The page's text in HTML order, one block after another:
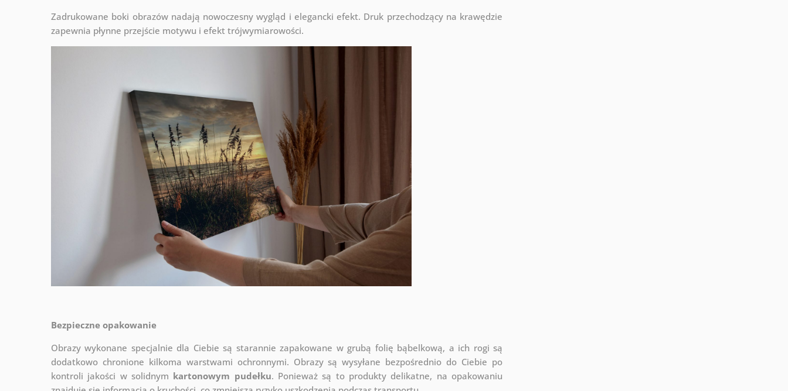
Zadrukowane boki obrazów nadają nowoczesny wygląd i elegancki efekt. Druk przechodzący na krawędzie
zapewnia płynne przejście motywu i efekt trójwymiarowości.
Bezpieczne opakowanie
Obrazy wykonane specjalnie dla Ciebie są starannie zapakowane w grubą folię bąbelkową, a ich rogi są
dodatkowo chronione kilkoma warstwami ochronnymi. Obrazy są wysyłane bezpośrednio do Ciebie po
kontroli jakości w solidnym kartonowym pudełku. Ponieważ są to produkty delikatne, na opakowaniu